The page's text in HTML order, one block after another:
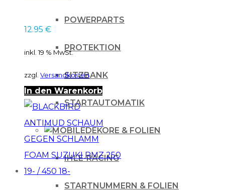
POWERPARTS
PROTEKTION
SITZBANK
STARTAUTOMATIK
DEKORE & FOLIEN
IHLE-RACING
STARTNUMMERN & FOLIEN
Suzuki RMZ 250 04-
06
12.95 €
inkl. 19 % MwSt.
zzgl. Versandkosten
In den Warenkorb